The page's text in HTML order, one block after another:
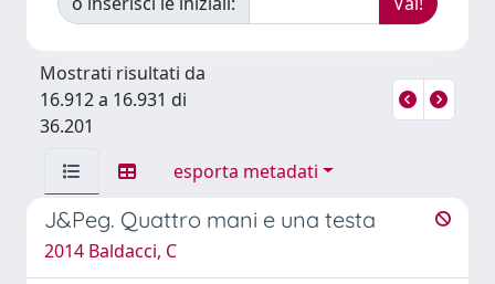
Mostrati risultati da
16.912 a 16.931 di
36.201
esporta metadati
J&Peg. Quattro mani e una testa
2014 Baldacci, C